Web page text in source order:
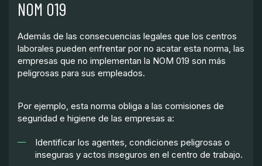
NOM 019
Además de las consecuencias legales que los centros
laborales pueden enfrentar por no acatar esta norma, las
empresas que no implementan la NOM 019 son más
peligrosas para sus empleados.
Por ejemplo, esta norma obliga a las comisiones de
seguridad e higiene de las empresas a:
Identificar los agentes, condiciones peligrosas o
inseguras y actos inseguros en el centro de trabajo.